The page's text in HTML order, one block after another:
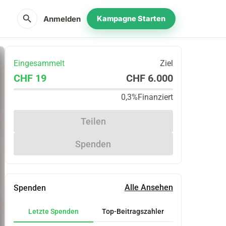
search Anmelden Kampagne Starten
Eingesammelt Ziel
CHF 19 CHF 6.000
0,3%Finanziert
Teilen
Spenden
Spenden Alle Ansehen
Letzte Spenden Top-Beitragszahler